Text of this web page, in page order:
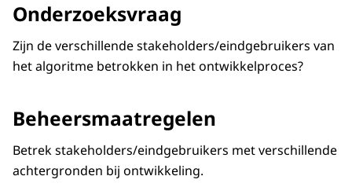
Onderzoeksvraag
Zijn de verschillende stakeholders/eindgebruikers van
het algoritme betrokken in het ontwikkelproces?
Beheersmaatregelen
Betrek stakeholders/eindgebruikers met verschillende
achtergronden bij ontwikkeling.